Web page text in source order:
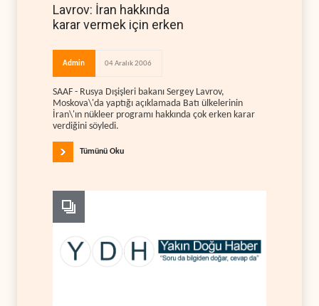
Lavrov: İran hakkında
karar vermek için erken
Admin 04 Aralık 2006
SAAF - Rusya Dışişleri bakanı Sergey Lavrov,
Moskova\'da yaptığı açıklamada Batı ülkelerinin
İran\'ın nükleer programı hakkında çok erken karar
verdiğini söyledi.
Tümünü Oku